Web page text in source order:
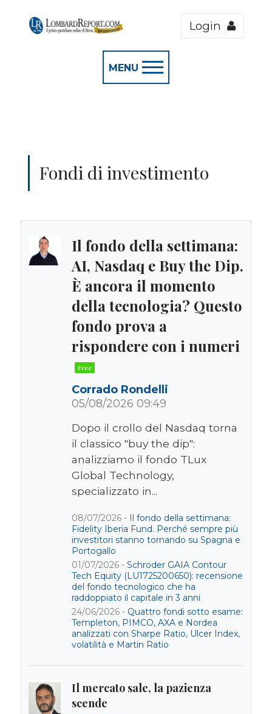
Login
MENU
Fondi di investimento
Il fondo della settimana:
AI, Nasdaq e Buy the Dip.
È ancora il momento
della tecnologia? Questo
fondo prova a
rispondere con i numeri
Corrado Rondelli
05/08/2026 09:49
Dopo il crollo del Nasdaq torna
il classico "buy the dip":
analizziamo il fondo TLux
Global Technology,
specializzato in...
08/07/2026 -
Il fondo della settimana:
Fidelity Iberia Fund. Perché sempre più
investitori stanno tornando su Spagna e
Portogallo
01/07/2026 - Schroder GAIA Contour
Tech Equity (LU1725200650): recensione
del fondo tecnologico che ha
raddoppiato il capitale in 3 anni
24/06/2026 - Quattro fondi sotto esame:
Templeton, PIMCO, AXA e Nordea
analizzati con Sharpe Ratio, Ulcer Index,
volatilità e Martin Ratio
Il mercato sale, la pazienza
scende